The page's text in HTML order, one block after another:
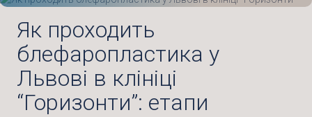
Як проходить
блефаропластика у
Львові в клініці
“Горизонти”: етапи